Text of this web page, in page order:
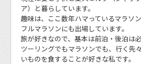
ア）と暮らしています。
趣味は、ここ数年ハマっているマラソン
フルマラソンにも出場しています。
旅が好きなので、基本は前泊・後泊は必
ツーリングでもマラソンでも、行く先
いものを食することが好きな私です。